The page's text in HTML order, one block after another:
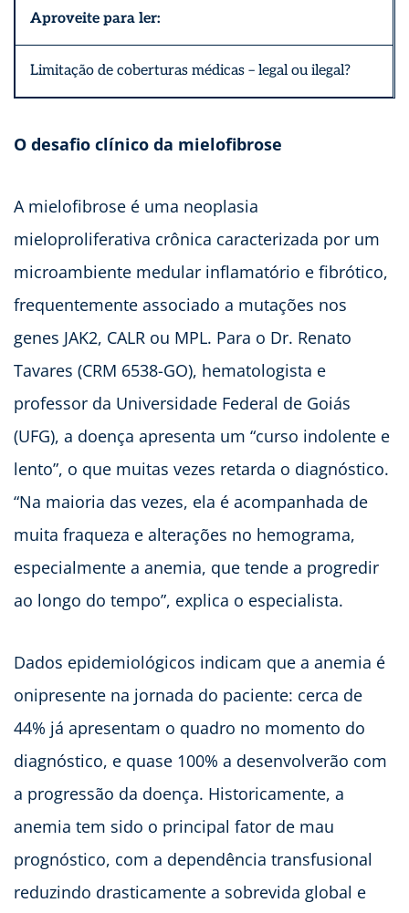
Aproveite para ler:
Limitação de coberturas médicas – legal ou ilegal?
O desafio clínico da mielofibrose
A mielofibrose é uma neoplasia
mieloproliferativa crônica caracterizada por um
microambiente medular inflamatório e fibrótico,
frequentemente associado a mutações nos
genes JAK2, CALR ou MPL. Para o Dr. Renato
Tavares (CRM 6538-GO), hematologista e
professor da Universidade Federal de Goiás
(UFG), a doença apresenta um “curso indolente e
lento”, o que muitas vezes retarda o diagnóstico.
“Na maioria das vezes, ela é acompanhada de
muita fraqueza e alterações no hemograma,
especialmente a anemia, que tende a progredir
ao longo do tempo”, explica o especialista.
Dados epidemiológicos indicam que a anemia é
onipresente na jornada do paciente: cerca de
44% já apresentam o quadro no momento do
diagnóstico, e quase 100% a desenvolverão com
a progressão da doença. Historicamente, a
anemia tem sido o principal fator de mau
prognóstico, com a dependência transfusional
reduzindo drasticamente a sobrevida global e